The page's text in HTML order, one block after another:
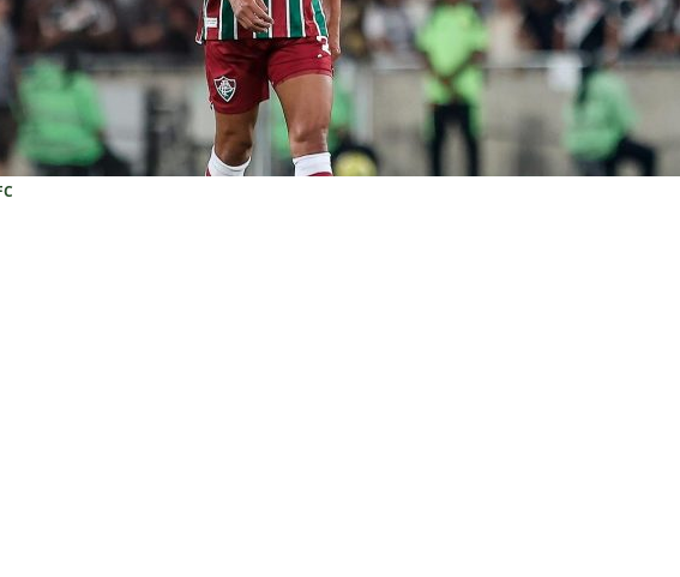
vaga nas quartas de final da Copa do Brasil: veja a análise completa
NOTÍCIAS
[ 5 de agosto de 2026 ] Cria de Xerém, Luiz Henrique fica perto de reforçar outro rival do
Fluminense
NOTÍCIAS
[ 5 de agosto de 2026 ] CBF confirma paralisação do futebol brasileiro durante a Copa do Mundo
Feminina de 2027
NOTÍCIAS